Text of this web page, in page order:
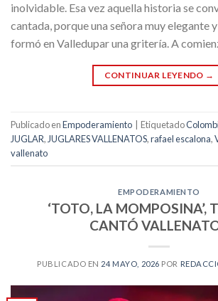
inolvidable. Esa vez aquella historia se
cantada, porque una señora muy elegante
formó en Valledupar una gritería. A
CONTINUAR LEYENDO →
Publicado enEmpoderamiento | Etiquetado
JUGLAR, JUGLARES VALLENATOS,rafael escalona,
vallenato
EMPODERAMIENTO
‘TOTO, LA MOMPOSINA’,
CANTÓ
PUBLICADO EN 24 MAYO, 2026 POR